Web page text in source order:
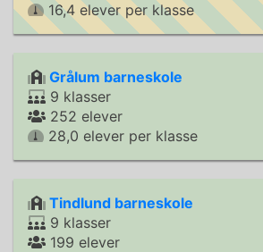
16,4 elever per klasse
Grålum barneskole
9 klasser
252 elever
28,0 elever per klasse
Tindlund barneskole
9 klasser
199 elever